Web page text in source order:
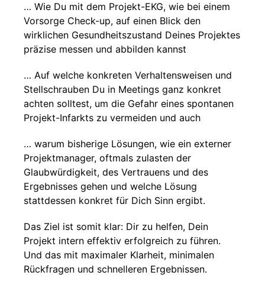
… Wie Du mit dem Projekt-EKG, wie bei einem
Vorsorge Check-up, auf einen Blick den
wirklichen Gesundheitszustand Deines Projektes
präzise messen und abbilden kannst
… Auf welche konkreten Verhaltensweisen und
Stellschrauben Du in Meetings ganz konkret
achten solltest, um die Gefahr eines spontanen
Projekt-Infarkts zu vermeiden und auch
… warum bisherige Lösungen, wie ein externer
Projektmanager, oftmals zulasten der
Glaubwürdigkeit, des Vertrauens und des
Ergebnisses gehen und welche Lösung
stattdessen konkret für Dich Sinn ergibt.
Das Ziel ist somit klar: Dir zu helfen, Dein
Projekt intern effektiv erfolgreich zu führen.
Und das mit maximaler Klarheit, minimalen
Rückfragen und schnelleren Ergebnissen.